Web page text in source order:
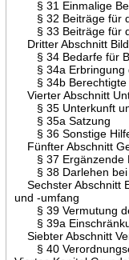
§ 31 Einmalige
§ 32 Beiträge für
§ 33 Beiträge für
Dritter Abschnitt
§ 34 Bedarfe für
§ 34a Erbringung
§ 34b Berechtigte
Vierter Abschnitt
§ 35 Unterkunft
§ 35a Satzung
§ 36 Sonstige
Fünfter Abschnitt
§ 37 Ergänzende
§ 38 Darlehen bei
Sechster Abschnitt
und -umfang
§ 39 Vermutung
§ 39a
Siebter Abschnitt
§ 40